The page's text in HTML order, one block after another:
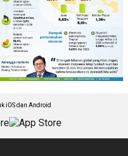
iOS dan Android